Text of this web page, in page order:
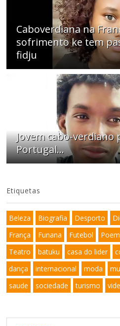
Caboverdiana na
sofrimento ke tem
fidju
Jovem cabo-verdiano
Portugal...
Etiquetas
Beleza Biografia Desporto
França
Funana Futebol
Teatro
batuku casa do lider
dança
internacional moda
saude
sociedade turismo